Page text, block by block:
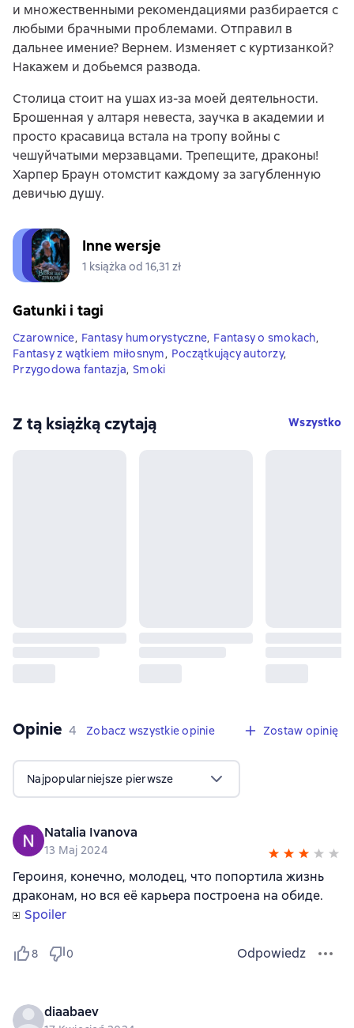
и множественными рекомендациями разбирается с
любыми брачными проблемами. Отправил в
дальнее имение? Вернем. Изменяет с куртизанкой?
Накажем и добьемся развода.
Столица стоит на ушах из-за моей деятельности.
Брошенная у алтаря невеста, заучка в академии и
просто красавица встала на тропу войны с
чешуйчатыми мерзавцами. Трепещите, драконы!
Харпер Браун отомстит каждому за загубленную
девичью душу.
Inne wersje
1 książka od 16,31 zł
Gatunki i tagi
Czarownice, Fantasy humorystyczne, Fantasy o smokach,
Fantasy z wątkiem miłosnym, Początkujący autorzy,
Przygodowa fantazja, Smoki
Z tą książką czytają Wszystko
Opinie 4 opinie
4 Zobacz wszystkie opinie Zostaw opinię
Najpopularniejsze pierwsze
Natalia Ivanova
13 Maj 2024
Героиня, конечно, молодец, что попортила жизнь
драконам, но вся её карьера построена на обиде.
Spoiler
8 0 Odpowiedz
diaabaev